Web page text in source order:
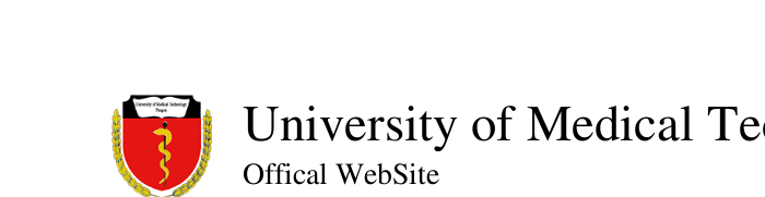
University of Medical
Offical WebSite